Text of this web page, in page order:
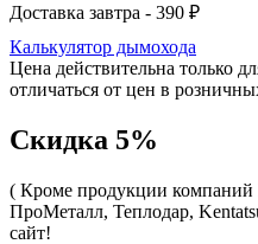
Доставка завтра - 390 ₽
Калькулятор дымохода
Цена действительна только
отличаться от цен в
Скидка 5%
( Кроме продукции компаний
ПроМеталл, Теплодар,
сайт!